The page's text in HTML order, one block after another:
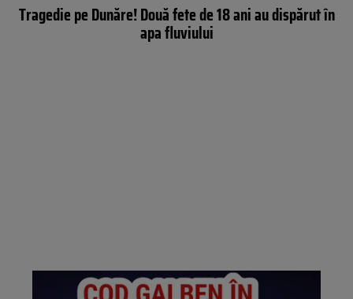
Tragedie pe Dunăre! Două fete de 18 ani au dispărut în
apa fluviului